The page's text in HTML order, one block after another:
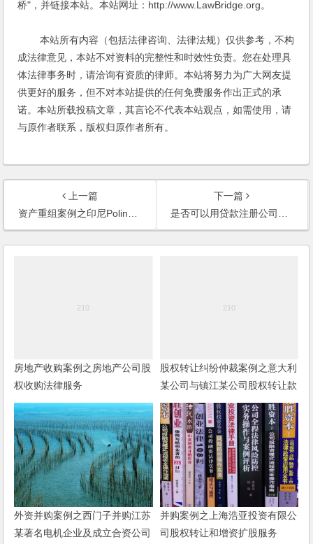
桥"，并链接本站。本站网址：http://www.LawBridge.org。
本站所有内容（包括法律咨询、法律法规）仅供参考，不构
成法律意见，本站不对资料的完整性和时效性负责。您在处理具
体法律事务时，请洽询有资质的律师。本站将努力为广大网友提
供更好的服务，但不对本站提供的任何免费服务作出正式的承
诺。本站所载投稿文章，其言论不代表本站观点，如需使用，请
与原作者联系，版权归原作者所有。
上一篇
资产重组案例之印尼Polindo集团在华投资调整法律服务
下一篇
是否可以用贷款注册公司（2003新华网）
房地产收购案例之房地产公司股
权收购法律服务
股权转让纠纷仲裁案例之意大利
某公司与镇江某公司股权转让款
支付纠纷仲裁案
外资并购案例之西门子并购江苏
某著名电机企业及成立合资公司
并购案例之上海浩亚投资有限公
司股权转让和增资扩股服务